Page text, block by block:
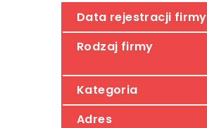
Data rejestracji firmy
Rodzaj firmy
Kategoria
Adres